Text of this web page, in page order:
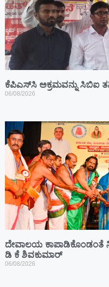
ಕೆಪಿಎಸ್‍ಸಿ ಅಕ್ರಮವನ್ನು ಸಿಬಿಐ
06/08/2026
ದೇವಾಲಯ ಕಾಪಾಡಿಕೊಂಡಂತೆ
ಡಿ ಕೆ ಶಿವಕುಮಾರ್
06/08/2026